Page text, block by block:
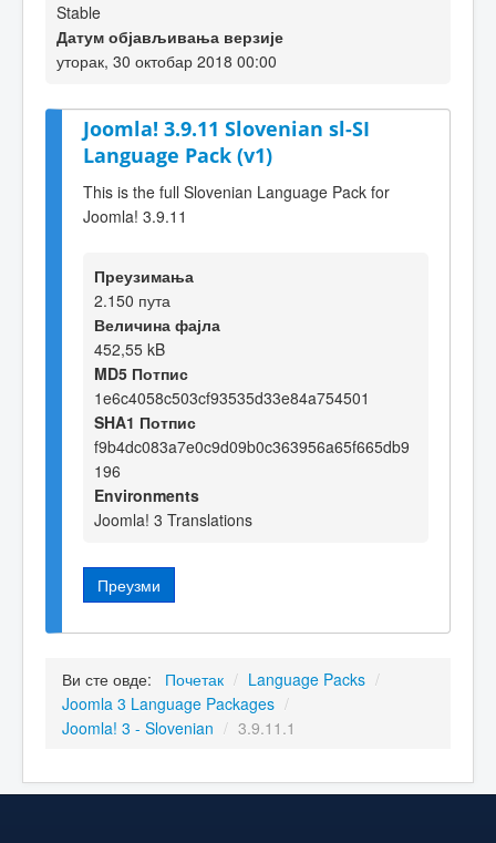
Stable
Датум објављивања верзије
уторак, 30 октобар 2018 00:00
Joomla! 3.9.11 Slovenian sl-SI
Language Pack (v1)
This is the full Slovenian Language Pack for
Joomla! 3.9.11
Преузимања
2.150 пута
Величина фајла
452,55 kB
MD5 Потпис
1e6c4058c503cf93535d33e84a754501
SHA1 Потпис
f9b4dc083a7e0c9d09b0c363956a65f665db9
196
Environments
Joomla! 3 Translations
Преузми
Ви сте овде: Почетак / Language Packs /
Joomla 3 Language Packages /
Joomla! 3 - Slovenian / 3.9.11.1